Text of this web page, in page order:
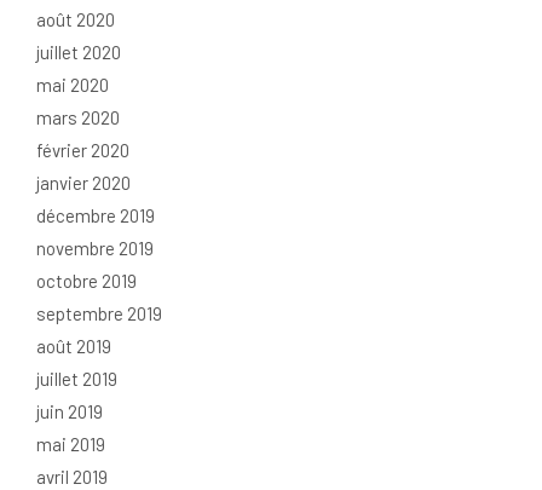
août 2020
juillet 2020
mai 2020
mars 2020
février 2020
janvier 2020
décembre 2019
novembre 2019
octobre 2019
septembre 2019
août 2019
juillet 2019
juin 2019
mai 2019
avril 2019